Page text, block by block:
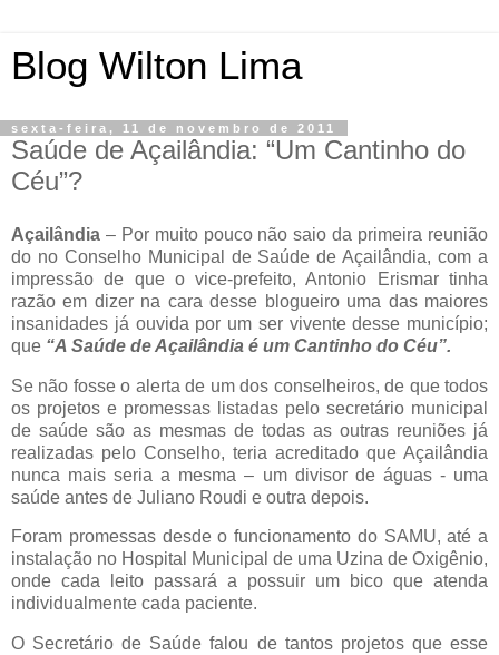
Blog Wilton Lima
sexta-feira, 11 de novembro de 2011
Saúde de Açailândia: “Um Cantinho do
Céu”?
Açailândia – Por muito pouco não saio da primeira reunião
do no Conselho Municipal de Saúde de Açailândia, com a
impressão de que o vice-prefeito, Antonio Erismar tinha
razão em dizer na cara desse blogueiro uma das maiores
insanidades já ouvida por um ser vivente desse município;
que “A Saúde de Açailândia é um Cantinho do Céu”.
Se não fosse o alerta de um dos conselheiros, de que todos
os projetos e promessas listadas pelo secretário municipal
de saúde são as mesmas de todas as outras reuniões já
realizadas pelo Conselho, teria acreditado que Açailândia
nunca mais seria a mesma – um divisor de águas - uma
saúde antes de Juliano Roudi e outra depois.
Foram promessas desde o funcionamento do SAMU, até a
instalação no Hospital Municipal de uma Uzina de Oxigênio,
onde cada leito passará a possuir um bico que atenda
individualmente cada paciente.
O Secretário de Saúde falou de tantos projetos que esse